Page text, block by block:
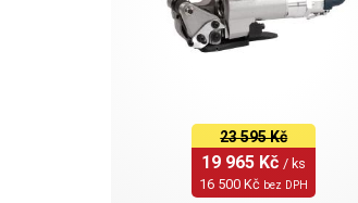
23 595 Kč
19 965 Kč / ks
16 500 Kč bez DPH